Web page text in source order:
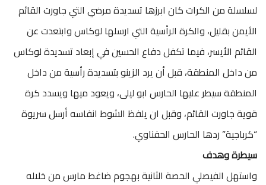
لسلسلة من الكرات كان ابرزها تسديدة مرضي التي جاورت القائم
الأيمن بقليل، والكرة الرأسية التي ارسلها لوكاس وابتعدت عن
القائم الأيسر، فيما تكفل دفاع الحسين في إبعاد تسديدة لوكاس
من داخل المنطقة، قبل أن يرد الزينو بتسديدة رأسية من داخل
المنطقة سيطر عليها الحارس ابو ليلى، ويعود ميها ويسدد كرة
قوية جاورت القائم، وقبل ان يلفظ الشوط انفاسه أرسل سريوة
“كرباجية” ردها الحارس الحفناوي.
سيطرة وهدف
واستهل الفيصلي الحصة الثانية بهجوم ضاغط مارس من خلاله